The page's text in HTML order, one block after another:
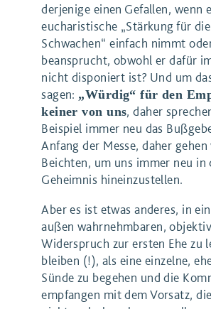
derjenige einen Gefallen, wenn
eucharistische „Stärkung für die
Schwachen“ einfach nimmt
beansprucht, obwohl er dafür
nicht disponiert ist? Und um
sagen: „Würdig“ für den
keiner von uns, daher
Beispiel immer neu das
Anfang der Messe, daher
Beichten, um uns immer neu in
Geheimnis hineinzustellen.
Aber es ist etwas anderes, in
außen wahrnehmbaren,
Widerspruch zur ersten Ehe zu
bleiben (!), als eine einzelne,
Sünde zu begehen und die
empfangen mit dem Vorsatz,